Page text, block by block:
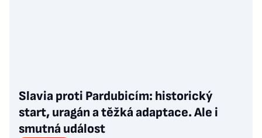
Slavia proti Pardubicím: historický
start, uragán a těžká adaptace. Ale i
smutná událost